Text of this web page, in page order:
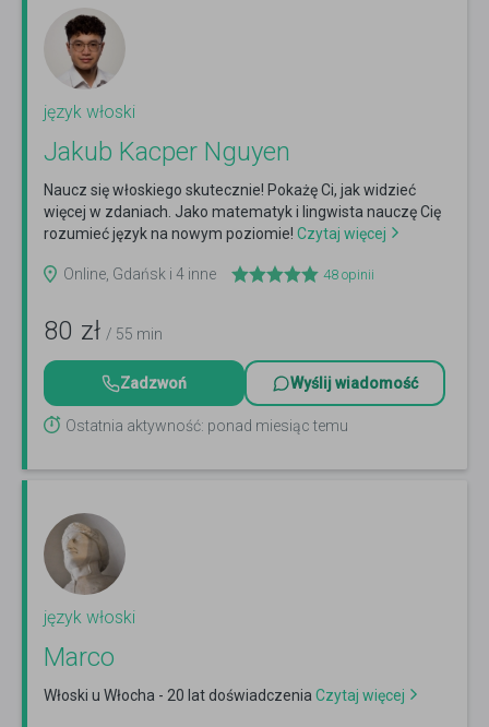
język włoski
Jakub Kacper Nguyen
Naucz się włoskiego skutecznie! Pokażę Ci, jak widzieć
więcej w zdaniach. Jako matematyk i lingwista nauczę Cię
rozumieć język na nowym poziomie! Czytaj więcej
Online, Gdańsk i 4 inne 48 opinii
80 zł / 55 min
Zadzwoń Wyślij wiadomość
Ostatnia aktywność: ponad miesiąc temu
język włoski
Marco
Włoski u Włocha - 20 lat doświadczenia Czytaj więcej